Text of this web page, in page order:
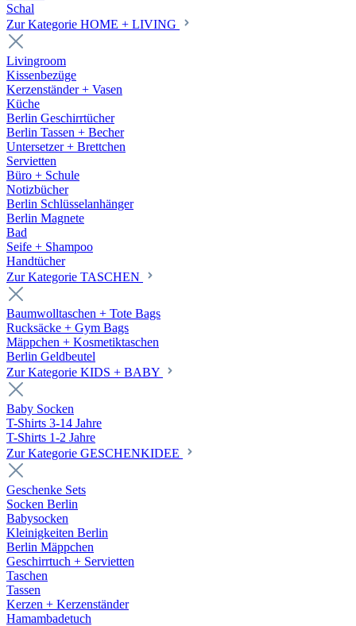
Schal
Zur Kategorie HOME + LIVING
Livingroom
Kissenbezüge
Kerzenständer + Vasen
Küche
Berlin Geschirrtücher
Berlin Tassen + Becher
Untersetzer + Brettchen
Servietten
Büro + Schule
Notizbücher
Berlin Schlüsselanhänger
Berlin Magnete
Bad
Seife + Shampoo
Handtücher
Zur Kategorie TASCHEN
Baumwolltaschen + Tote Bags
Rucksäcke + Gym Bags
Mäppchen + Kosmetiktaschen
Berlin Geldbeutel
Zur Kategorie KIDS + BABY
Baby Socken
T-Shirts 3-14 Jahre
T-Shirts 1-2 Jahre
Zur Kategorie GESCHENKIDEE
Geschenke Sets
Socken Berlin
Babysocken
Kleinigkeiten Berlin
Berlin Mäppchen
Geschirrtuch + Servietten
Taschen
Tassen
Kerzen + Kerzenständer
Hamambadetuch